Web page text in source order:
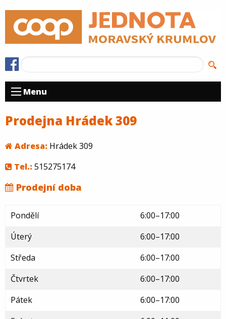
Menu
Prodejna Hrádek 309
Adresa: Hrádek 309
Tel.: 515275174
Prodejní doba
Pondělí
6:00–17:00
Úterý
6:00–17:00
Středa
6:00–17:00
Čtvrtek
6:00–17:00
Pátek
6:00–17:00